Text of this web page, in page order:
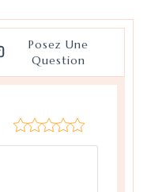
Posez Une
Question